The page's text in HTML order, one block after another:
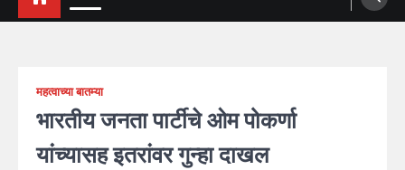
महत्वाच्या बातम्या
भारतीय जनता पार्टीचे ओम पोकर्णा
यांच्यासह इतरांवर गुन्हा दाखल